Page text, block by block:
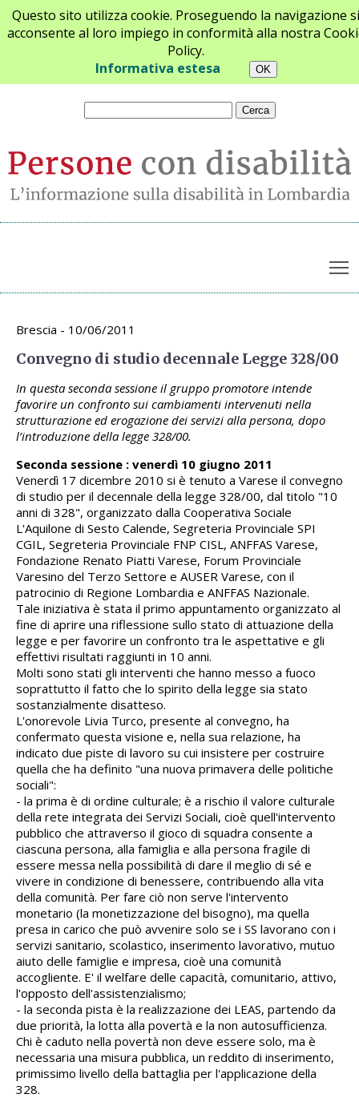
Questo sito utilizza cookie. Proseguendo la navigazione si
acconsente al loro impiego in conformità alla nostra
Policy.
Informativa estesa
Chi siamo Newsletter Contatti
Archivio appuntamenti
Brescia - 10/06/2011
Convegno di studio decennale Legge 328/00
In questa seconda sessione il gruppo promotore intende
favorire un confronto sui cambiamenti intervenuti nella
strutturazione ed erogazione dei servizi alla persona, dopo
l’introduzione della legge 328/00.
Seconda sessione : venerdì 10 giugno 2011
Venerdì 17 dicembre 2010 si è tenuto a Varese il convegno
di studio per il decennale della legge 328/00, dal titolo "10
anni di 328", organizzato dalla Cooperativa Sociale
L'Aquilone di Sesto Calende, Segreteria Provinciale SPI
CGIL, Segreteria Provinciale FNP CISL, ANFFAS Varese,
Fondazione Renato Piatti Varese, Forum Provinciale
Varesino del Terzo Settore e AUSER Varese, con il
patrocinio di Regione Lombardia e ANFFAS Nazionale.
Tale iniziativa è stata il primo appuntamento organizzato al
fine di aprire una riflessione sullo stato di attuazione della
legge e per favorire un confronto tra le aspettative e gli
effettivi risultati raggiunti in 10 anni.
Molti sono stati gli interventi che hanno messo a fuoco
soprattutto il fatto che lo spirito della legge sia stato
sostanzialmente disatteso.
L'onorevole Livia Turco, presente al convegno, ha
confermato questa visione e, nella sua relazione, ha
indicato due piste di lavoro su cui insistere per costruire
quella che ha definito "una nuova primavera delle politiche
sociali":
- la prima è di ordine culturale; è a rischio il valore culturale
della rete integrata dei Servizi Sociali, cioè quell'intervento
pubblico che attraverso il gioco di squadra consente a
ciascuna persona, alla famiglia e alla persona fragile di
essere messa nella possibilità di dare il meglio di sé e
vivere in condizione di benessere, contribuendo alla vita
della comunità. Per fare ciò non serve l'intervento
monetario (la monetizzazione del bisogno), ma quella
presa in carico che può avvenire solo se i SS lavorano con i
servizi sanitario, scolastico, inserimento lavorativo, mutuo
aiuto delle famiglie e impresa, cioè una comunità
accogliente. E' il welfare delle capacità, comunitario, attivo,
l'opposto dell'assistenzialismo;
- la seconda pista è la realizzazione dei LEAS, partendo da
due priorità, la lotta alla povertà e la non autosufficienza.
Chi è caduto nella povertà non deve essere solo, ma è
necessaria una misura pubblica, un reddito di inserimento,
primissimo livello della battaglia per l'applicazione della
328.